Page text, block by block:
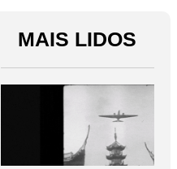
MAIS LIDOS